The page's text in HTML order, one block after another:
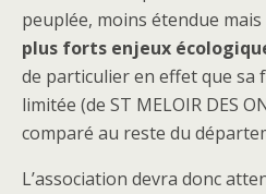
peuplée, moins étendue mais
plus forts enjeux
de particulier en effet que sa
limitée (de ST MELOIR DES
comparé au reste du
L’association devra donc